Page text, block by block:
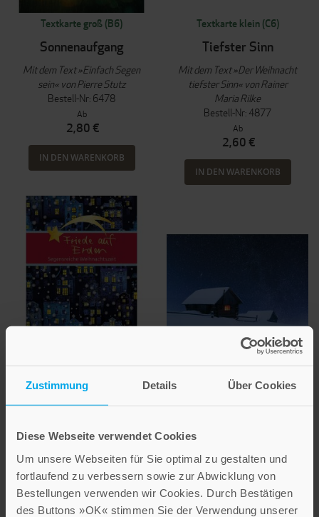
Zustimmung Details Über Cookies
Diese Webseite verwendet Cookies
Um unsere Webseiten für Sie optimal zu gestalten und
fortlaufend zu verbessern sowie zur Abwicklung von
Bestellungen verwenden wir Cookies. Durch Bestätigen
des Buttons »OK« stimmen Sie der Verwendung unserer
Textkarte groß (B6)
Sonnenaufgang
Mit dem Text »Einfach Segen
sein« von Pierre Stutz
Bestell-Nr: 6478
Ab
2,80 €
IN DEN WARENKORB
Textkarte klein (C6)
Tiefster Sinn
Mit dem Text »Der Weihnacht
tiefster Sinn« von Rainer
Maria Rilke
Bestell-Nr: 4877
Ab
2,60 €
IN DEN WARENKORB
Mini Präsent
Friede auf Erden
Segensreiche Weihnachtszeit
Bestell-Nr: 71048
3,70 €
IN DEN WARENKORB
Textkarte klein (C6)
Weihnachtsfrieden
»Weihnachtssegen« aus
Irland
Bestell-Nr: 4911
Ab
2,60 €